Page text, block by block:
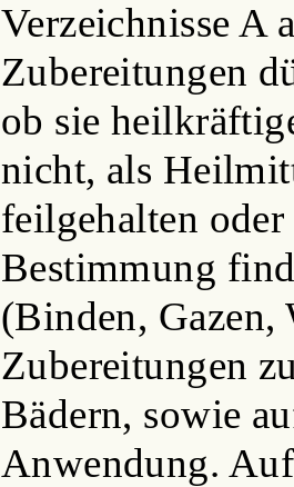
Verzeichnisse A
Zubereitungen
ob sie
nicht, als
feilgehalten
Bestimmung
(Binden, Gazen,
Zubereitungen
Bädern, sowie
Anwendung.